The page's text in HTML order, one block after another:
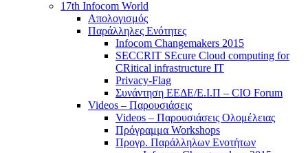
17th Infocom World
Απολογισμός
Παράλληλες Ενότητες
Infocom Changemakers 2015
SECCRIT SEcure Cloud computing for
CRitical infrastructure IT
Privacy-Flag
Συνάντηση ΕΕΔΕ/Ε.Ι.Π – CIO Forum
Videos – Παρουσιάσεις
Videos – Παρουσιάσεις Ολομέλειας
Πρόγραμμα Workshops
Προγρ. Παράλληλων Ενοτήτων